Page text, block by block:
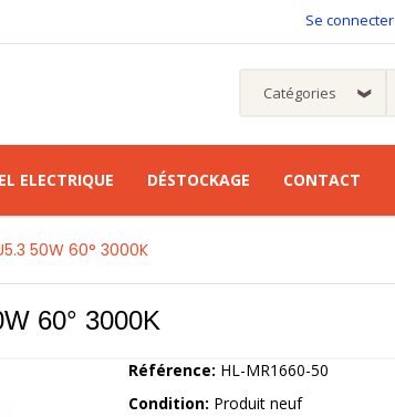
Se connecter
ELECTRIQUE DÉSTOCKAGE CONTACT
50W 60° 3000K
60° 3000K
Référence: HL-MR1660-50
Condition: Produit neuf